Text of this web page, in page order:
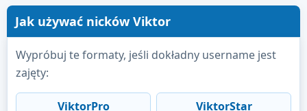
Jak używać nicków Viktor
Wypróbuj te formaty, jeśli dokładny username jest
zajęty:
ViktorPro ViktorStar